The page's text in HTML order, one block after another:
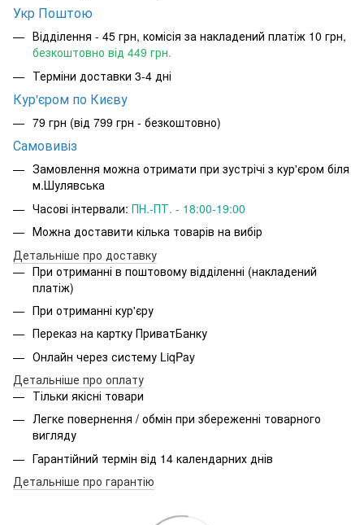
Укр Поштою
Відділення - 45 грн, комісія за накладений платіж 10 грн,
безкоштовно від 449 грн.
Терміни доставки 3-4 дні
Кур'єром по Києву
79 грн (від 799 грн - безкоштовно)
Самовивіз
Замовлення можна отримати при зустрічі з кур'єром біля
м.Шулявська
Часові інтервали: ПН.-ПТ. - 18:00-19:00
Можна доставити кілька товарів на вибір
Детальніше про доставку
При отриманні в поштовому відділенні (накладений
платіж)
При отриманні кур'єру
Переказ на картку ПриватБанку
Онлайн через систему LiqPay
Детальніше про оплату
Тільки якісні товари
Легке повернення / обмін при збереженні товарного
вигляду
Гарантійний термін від 14 календарних днів
Детальніше про гарантію